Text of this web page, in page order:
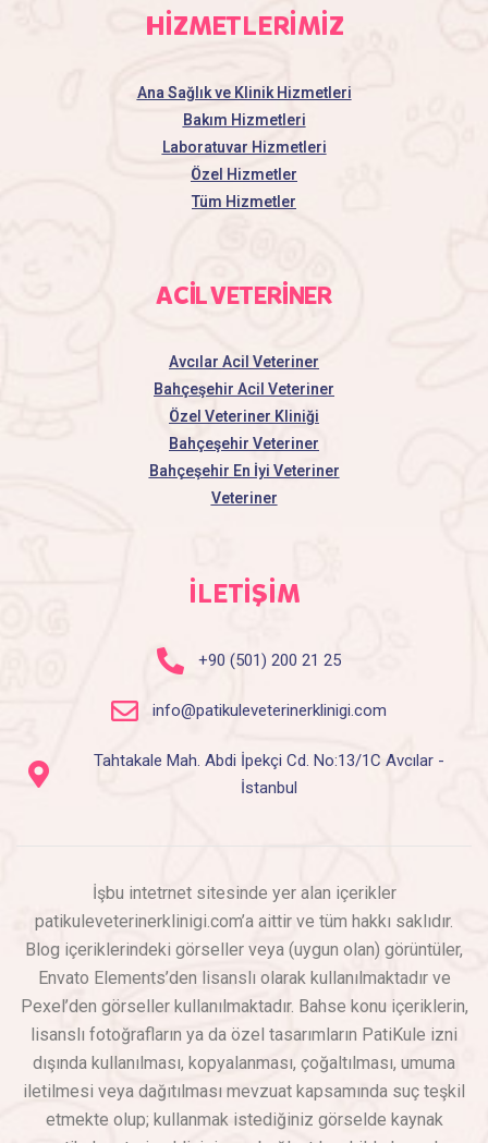
HİZMETLERİMİZ
Ana Sağlık ve Klinik Hizmetleri
Bakım Hizmetleri
Laboratuvar Hizmetleri
Özel Hizmetler
Tüm Hizmetler
ACİL VETERİNER
Avcılar Acil Veteriner
Bahçeşehir Acil Veteriner
Özel Veteriner Kliniği
Bahçeşehir Veteriner
Bahçeşehir En İyi Veteriner
Veteriner
İLETİŞİM
+90 (501) 200 21 25
info@patikuleveterinerklinigi.com
Tahtakale Mah. Abdi İpekçi Cd. No:13/1C Avcılar -
İstanbul
İşbu intetrnet sitesinde yer alan içerikler
patikuleveterinerklinigi.com’a aittir ve tüm hakkı saklıdır.
Blog içeriklerindeki görseller veya (uygun olan) görüntüler,
Envato Elements’den lisanslı olarak kullanılmaktadır ve
Pexel’den görseller kullanılmaktadır. Bahse konu içeriklerin,
lisanslı fotoğrafların ya da özel tasarımların PatiKule izni
dışında kullanılması, kopyalanması, çoğaltılması, umuma
iletilmesi veya dağıtılması mevzuat kapsamında suç teşkil
etmekte olup; kullanmak istediğiniz görselde kaynak